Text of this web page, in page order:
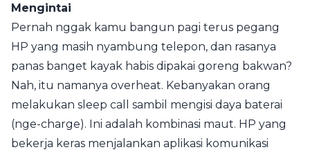
Mengintai
Pernah nggak kamu bangun pagi terus pegang
HP yang masih nyambung telepon, dan rasanya
panas banget kayak habis dipakai goreng bakwan?
Nah, itu namanya overheat. Kebanyakan orang
melakukan sleep call sambil mengisi daya baterai
(nge-charge). Ini adalah kombinasi maut. HP yang
bekerja keras menjalankan aplikasi komunikasi